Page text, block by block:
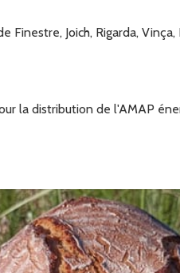
Finestre, Joich, Rigarda,
la distribution de l'AMAP